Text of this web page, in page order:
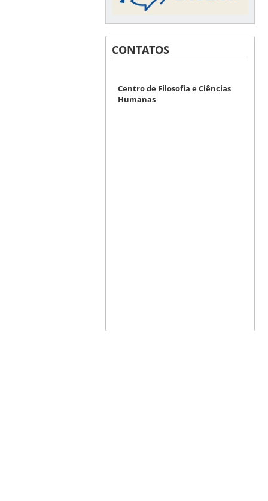
CONTATOS
Centro de Filosofia e Ciências
Humanas